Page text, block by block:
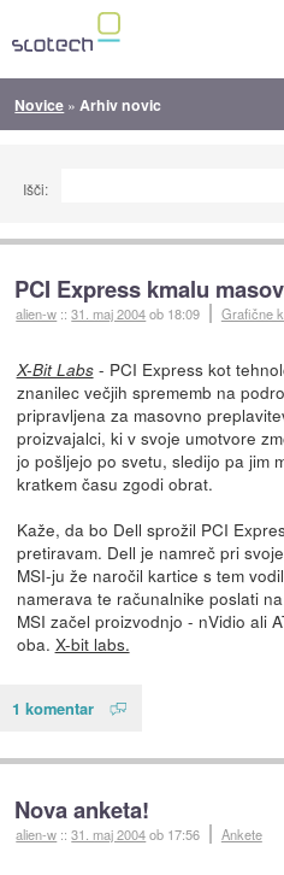
Novice » Arhiv novic
Išči:
PCI Express kmalu
alien-w ::31. maj 2004ob 18:09 Grafične
X-Bit Labs- PCI Express kot
znanilec večjih sprememb na
pripravljena za masovno
proizvajalci, ki v svoje umotvore
jo pošljejo po svetu, sledijo pa jim
kratkem času zgodi obrat.
Kaže, da bo Dell sprožil PCI
pretiravam. Dell je namreč pri
MSI-ju že naročil kartice s tem
namerava te računalnike poslati
MSI začel proizvodnjo - nVidio ali
oba. X-bit labs.
1 komentar
Nova anketa!
alien-w ::31. maj 2004ob 17:56 Ankete